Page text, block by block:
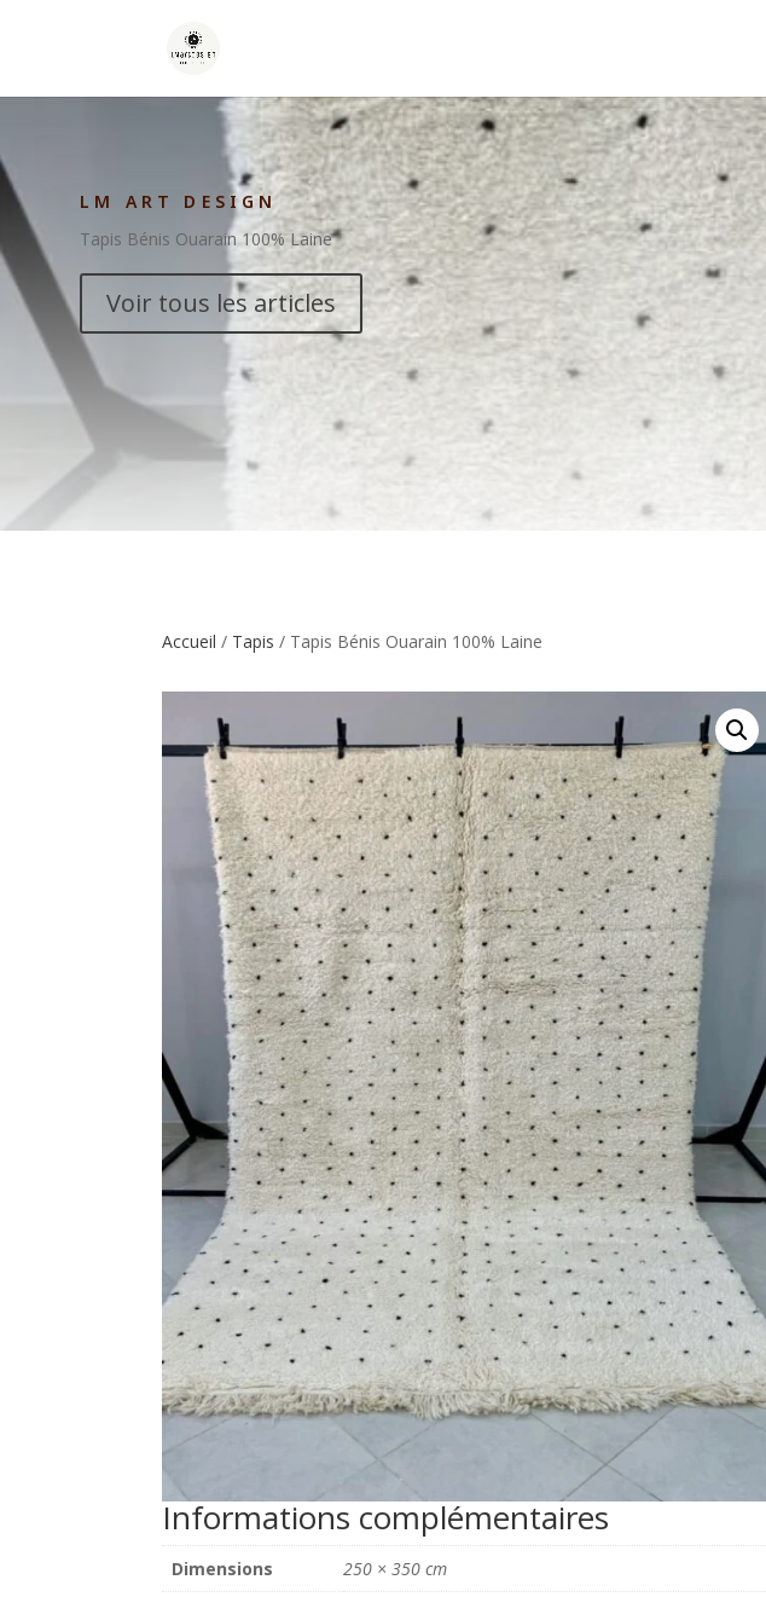
LM ART DESIGN
Tapis Bénis Ouarain 100% Laine
Voir tous les articles
Accueil / Tapis / Tapis Bénis Ouarain 100% Laine
Informations complémentaires
Dimensions 250 × 350 cm